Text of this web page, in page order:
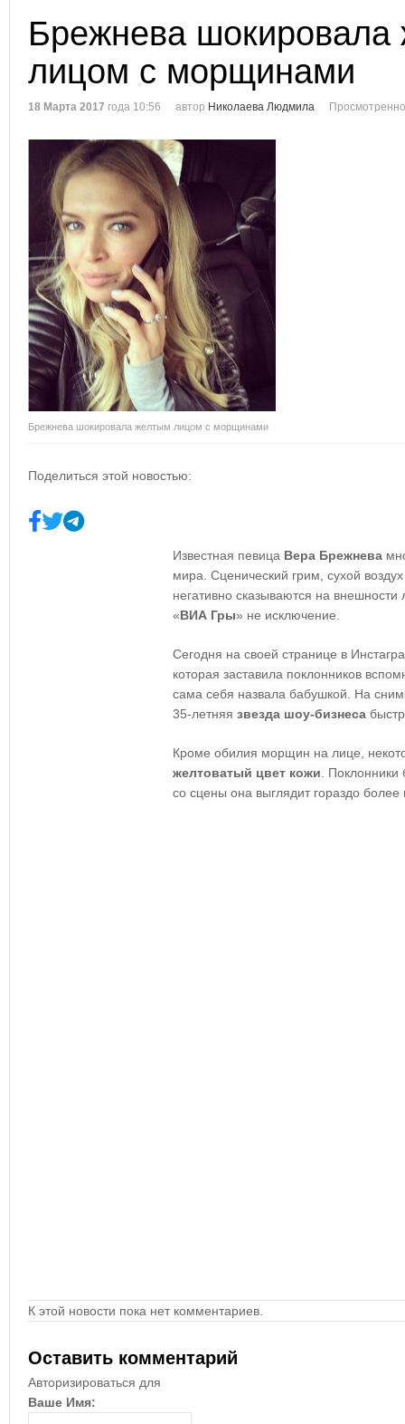
Брежнева
лицом с морщинами
18 Марта 2017 года 10:56 автор Николаева Людмила
Брежнева шокировала желтым лицом с морщинами
Поделиться этой новостью:
Известная певица Вера Брежнева
мира. Сценический грим, сухой
негативно сказываются на внешности
«ВИА Гры» не исключение.
Сегодня на своей странице в
которая заставила поклонников
сама себя назвала бабушкой. На
35-летняя звезда шоу-бизнеса
Кроме обилия морщин на лице,
желтоватый цвет кожи .
со сцены она выглядит гораздо более
К этой новости пока нет комментариев.
Оставить комментарий
Авторизироваться для
Ваше Имя: